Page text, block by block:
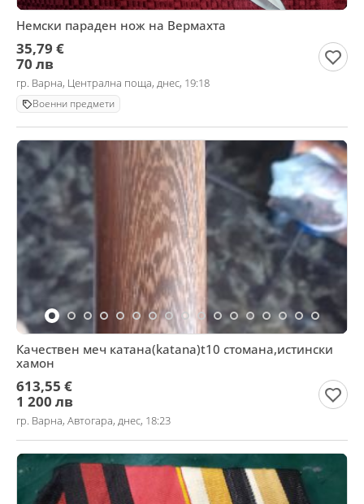
Немски параден нож на Вермахта
35,79 €
70 лв
гр. Варна, Централна поща, днес, 19:18
Военни предмети
Качествен меч катана(katana)t10 стомана,истински
хамон
613,55 €
1 200 лв
гр. Варна, Автогара, днес, 18:23